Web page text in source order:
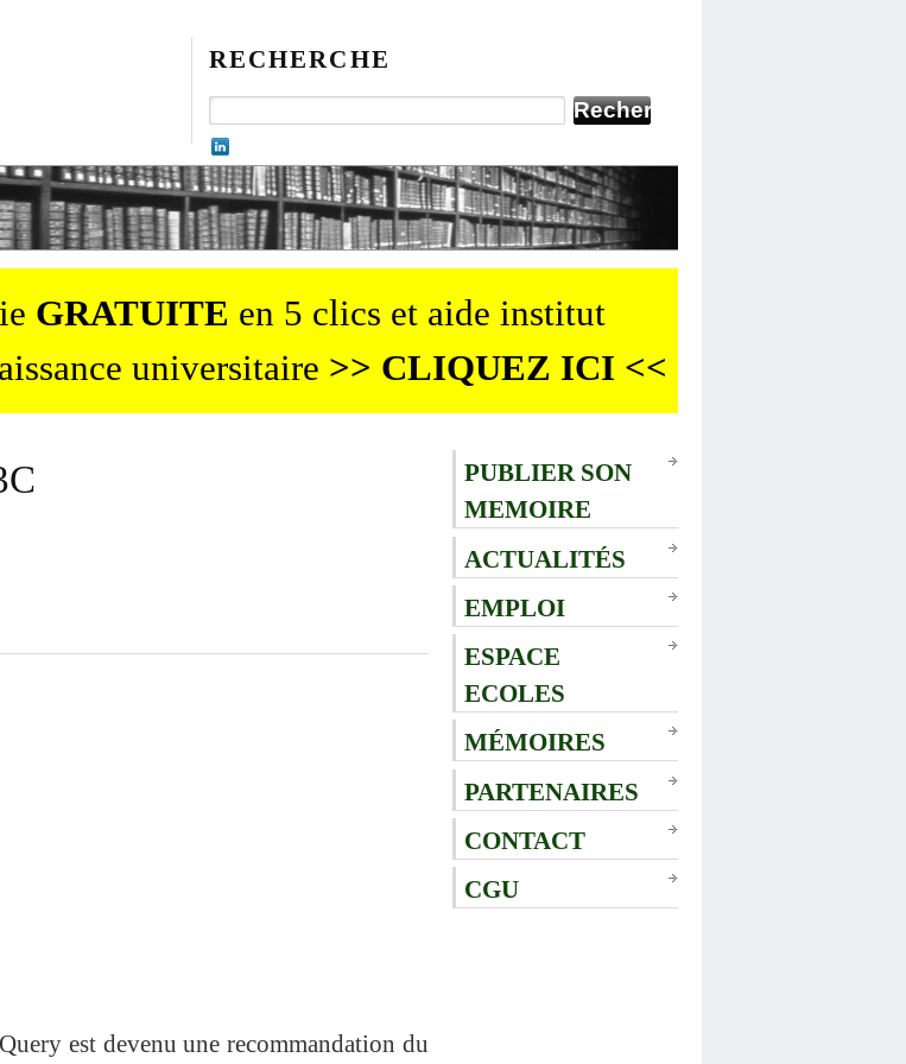
RECHERCHE
GRATUITE en 5 clics et aide institut
universitaire >> CLIQUEZ ICI <<
est devenu une recommandation du
PUBLIER SON
MEMOIRE
ACTUALITÉS
EMPLOI
ESPACE
ECOLES
MÉMOIRES
PARTENAIRES
CONTACT
CGU